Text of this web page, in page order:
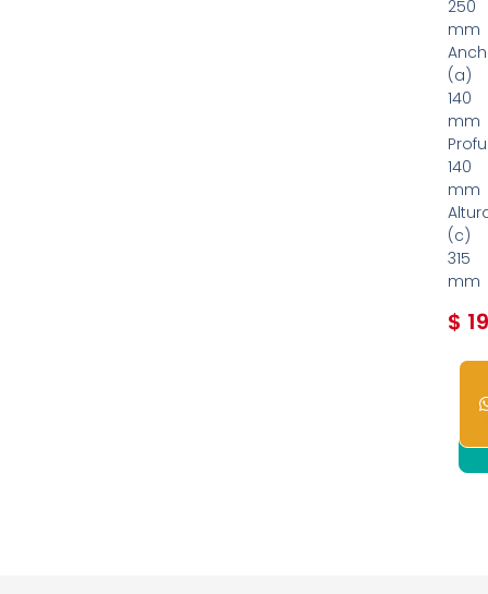
250
mm
(a)
140
mm
140
mm
(c)
315
mm
$
1